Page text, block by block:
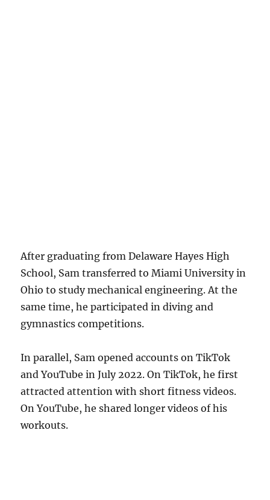
After graduating from Delaware Hayes High
School, Sam transferred to Miami University in
Ohio to study mechanical engineering. At the
same time, he participated in diving and
gymnastics competitions.
In parallel, Sam opened accounts on TikTok
and YouTube in July 2022. On TikTok, he first
attracted attention with short fitness videos.
On YouTube, he shared longer videos of his
workouts.